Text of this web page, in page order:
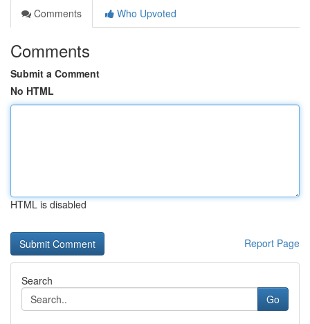
Comments
Who Upvoted
Comments
Submit a Comment
No HTML
HTML is disabled
Report Page
Search
Go